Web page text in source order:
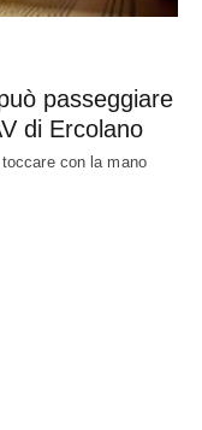
passeggiare
di Ercolano
con la mano